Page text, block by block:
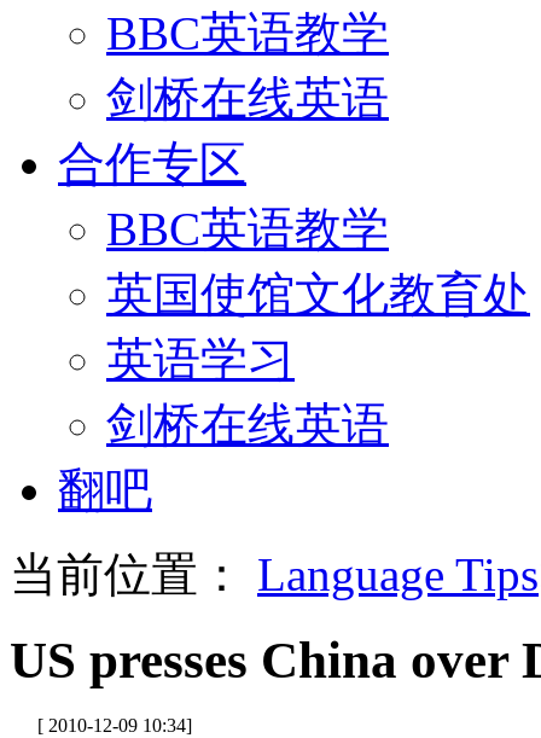
BBC英语教学
剑桥在线英语
合作专区
BBC英语教学
英国使馆文化教育处
英语学习
剑桥在线英语
翻吧
当前位置： Language Tips
US presses China over
[ 2010-12-09 10:34]